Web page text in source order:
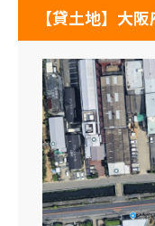
【貸土地】大